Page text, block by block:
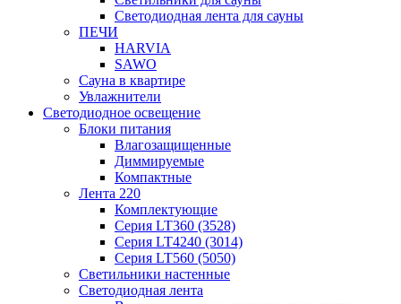
Светодиодная лента для сауны
ПЕЧИ
HARVIA
SAWO
Сауна в квартире
Увлажнители
Светодиодное освещение
Блоки питания
Влагозащищенные
Диммируемые
Компактные
Лента 220
Комплектующие
Серия LT360 (3528)
Серия LT4240 (3014)
Серия LT560 (5050)
Светильники настенные
Светодиодная лента